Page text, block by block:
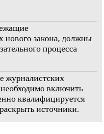
закона, должны
процесса
журналистских
включить
квалифицируется
источники.